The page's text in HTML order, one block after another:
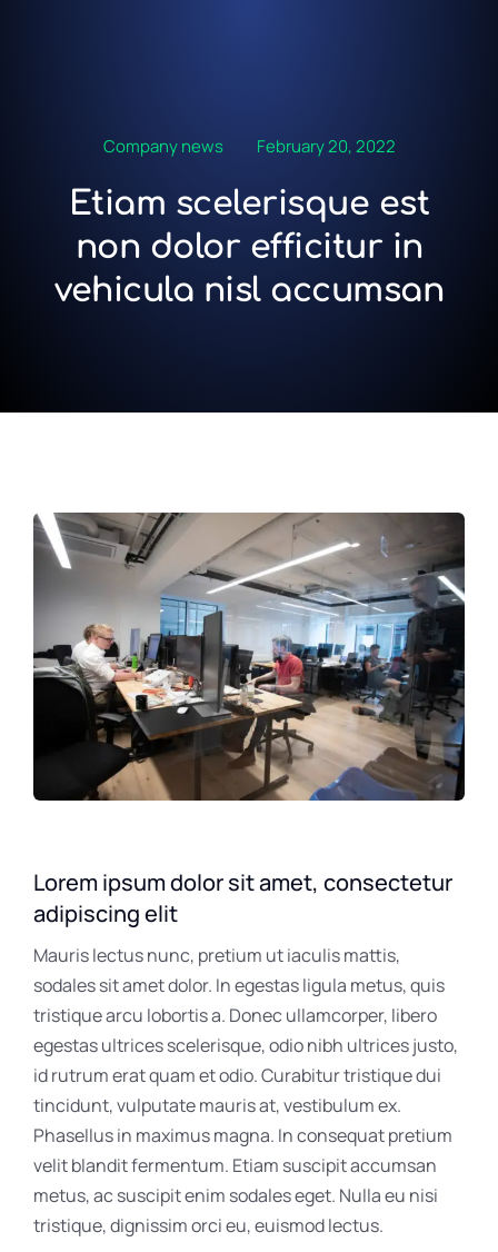
Company news February 20, 2022
Etiam scelerisque est
non dolor efficitur in
vehicula nisl accumsan
Lorem ipsum dolor sit amet, consectetur
adipiscing elit
Mauris lectus nunc, pretium ut iaculis mattis,
sodales sit amet dolor. In egestas ligula metus, quis
tristique arcu lobortis a. Donec ullamcorper, libero
egestas ultrices scelerisque, odio nibh ultrices justo,
id rutrum erat quam et odio. Curabitur tristique dui
tincidunt, vulputate mauris at, vestibulum ex.
Phasellus in maximus magna. In consequat pretium
velit blandit fermentum. Etiam suscipit accumsan
metus, ac suscipit enim sodales eget. Nulla eu nisi
tristique, dignissim orci eu, euismod lectus.